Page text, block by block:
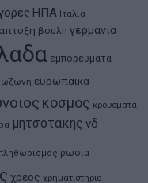
ΗΠΑ Ιταλια
βουλη γερμανια
εμπορευματα
ευρωπαικα
κοσμος κρουσματα
μητσοτακης νδ
ρωσια
χρεος χρηματιστηριο